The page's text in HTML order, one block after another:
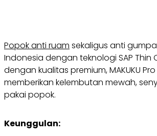
Popok anti ruam sekaligus anti
Indonesia dengan teknologi SAP Thin
dengan kualitas premium, MAKUKU
memberikan kelembutan mewah,
pakai popok.
Keunggulan: